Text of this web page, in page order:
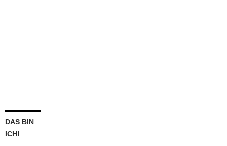
DAS BIN
ICH!